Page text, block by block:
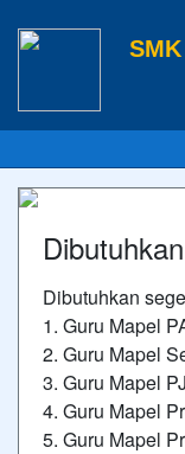
Dibutuhkan
1. Guru Mapel
2. Guru Mapel
3. Guru Mapel
4. Guru Mapel
5. Guru Mapel